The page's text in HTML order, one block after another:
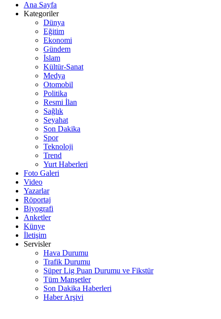
Ana Sayfa
Kategoriler
Dünya
Eğitim
Ekonomi
Gündem
İslam
Kültür-Sanat
Medya
Otomobil
Politika
Resmi İlan
Sağlık
Seyahat
Son Dakika
Spor
Teknoloji
Trend
Yurt Haberleri
Foto Galeri
Video
Yazarlar
Röportaj
Biyografi
Anketler
Künye
İletişim
Servisler
Hava Durumu
Trafik Durumu
Süper Lig Puan Durumu ve Fikstür
Tüm Manşetler
Son Dakika Haberleri
Haber Arşivi